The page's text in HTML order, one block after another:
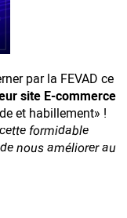
par la FEVAD ce
site E-commerce
et habillement» !
formidable
nous améliorer au